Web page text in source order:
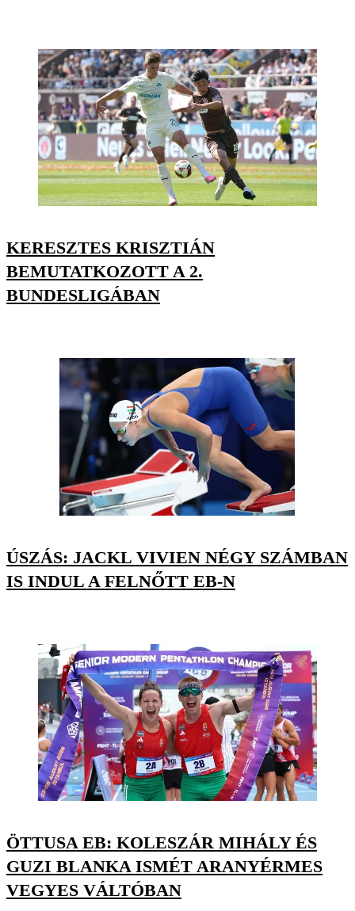
KERESZTES KRISZTIÁN
BEMUTATKOZOTT A 2.
BUNDESLIGÁBAN
ÚSZÁS: JACKL VIVIEN NÉGY SZÁMBAN
IS INDUL A FELNŐTT EB-N
ÖTTUSA EB: KOLESZÁR MIHÁLY ÉS
GUZI BLANKA ISMÉT ARANYÉRMES
VEGYES VÁLTÓBAN